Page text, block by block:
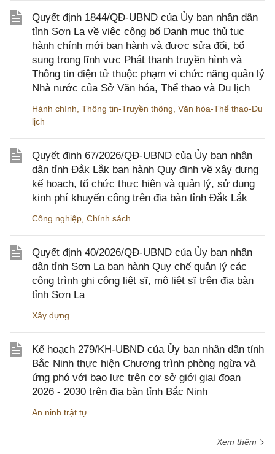
Quyết định 1844/QĐ-UBND của Ủy ban nhân dân
tỉnh Sơn La về việc công bố Danh mục thủ tục
hành chính mới ban hành và được sửa đổi, bổ
sung trong lĩnh vực Phát thanh truyền hình và
Thông tin điện tử thuộc phạm vi chức năng quản lý
Nhà nước của Sở Văn hóa, Thể thao và Du lịch
Hành chính Thông tin-Truyền thông Văn hóa-Thể thao-Du
lịch
Quyết định 67/2026/QĐ-UBND của Ủy ban nhân
dân tỉnh Đắk Lắk ban hành Quy định về xây dựng
kế hoạch, tổ chức thực hiện và quản lý, sử dụng
kinh phí khuyến công trên địa bàn tỉnh Đắk Lắk
Công nghiệp Chính sách
Quyết định 40/2026/QĐ-UBND của Ủy ban nhân
dân tỉnh Sơn La ban hành Quy chế quản lý các
công trình ghi công liệt sĩ, mộ liệt sĩ trên địa bàn
tỉnh Sơn La
Xây dựng
Kế hoạch 279/KH-UBND của Ủy ban nhân dân tỉnh
Bắc Ninh thực hiện Chương trình phòng ngừa và
ứng phó với bạo lực trên cơ sở giới giai đoạn
2026 - 2030 trên địa bàn tỉnh Bắc Ninh
An ninh trật tự
Xem thêm